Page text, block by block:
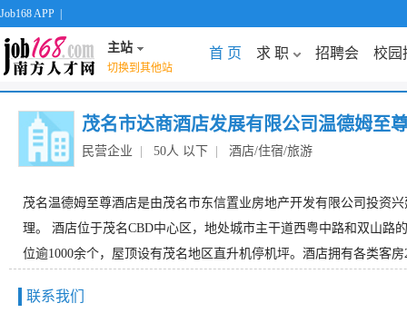
Job168 APP
主站
切换到其他站
首 页 求 职 招聘会 校园
茂名市达商酒店发展有限公司温德姆至
民营企业 50人 以下 酒店/住宿/旅游
茂名温德姆至尊酒店是由茂名市东信置业房地产开发有限公司投资
理。 酒店位于茂名CBD中心区，地处城市主干道西粤中路和双山路
位逾1000余个，屋顶设有茂名地区直升机停机坪。酒店拥有各类客
联系我们